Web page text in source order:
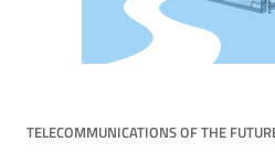
TELECOMMUNICATIONS OF THE